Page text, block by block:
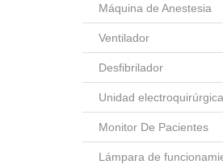
Máquina de Anestesia
Ventilador
Desfibrilador
Unidad electroquirúrgica
Monitor De Pacientes
Lámpara de